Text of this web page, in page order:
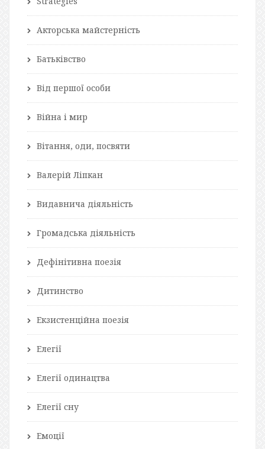
Акторська майстерність
Батьківство
Від першої особи
Війна і мир
Вітання, оди, посвяти
Валерій Ліпкан
Видавнича діяльність
Громадська діяльність
Дефінітивна поезія
Дитинство
Екзистенційна поезія
Елегії
Елегії одинацтва
Елегії сну
Емоції